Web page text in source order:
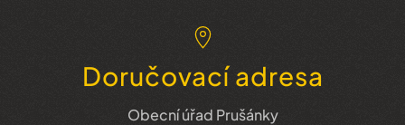
Doručovací adresa
Obecní úřad Prušánky